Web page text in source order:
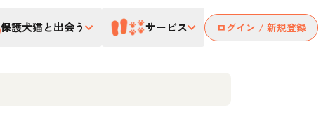
保護犬猫と出会う サービス ログイン / 新規登録